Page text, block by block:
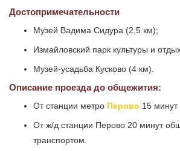
Достопримечательности
Музей Вадима Сидура (2,5 км);
Измайловский парк культуры и
Музей-усадьба Кусково (4 км).
Описание проезда до общежития:
От станции метро Перово 15
От ж/д станции Перово 20 минут
транспортом.